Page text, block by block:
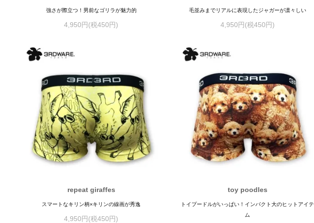
強さが際立つ！男前なゴリラが魅力的
4,950円(税450円)
毛並みまでリアルに表現したジャガーが凛々しい
4,950円(税450円)
repeat giraffes
スマートなキリン柄×キリンの線画が秀逸
4,950円(税450円)
toy poodles
トイプードルがいっぱい！インパクト大のヒットアイテ
ム